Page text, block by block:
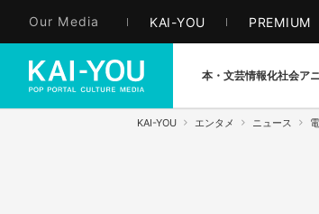
Our Media KAI-YOU PREMIUM
本・文芸情報化社会ア
KAI-YOU エンタメ ニュース